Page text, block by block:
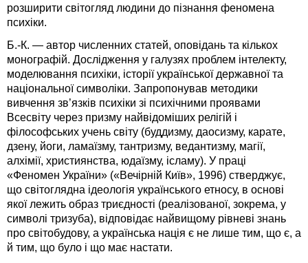
розширити світогляд людини до пізнання феномена
психіки.
Б.-К. — автор численних статей, оповідань та кількох
монографій. Дослідження у галузях проблем інтелекту,
моделювання психіки, історії української державної та
національної символіки. Запропонував методики
вивчення зв’язків психіки зі психічними проявами
Всесвіту через призму найвідоміших релігій і
філософських учень світу (буддизму, даосизму, карате,
дзену, йоги, ламаїзму, тантризму, ведантизму, магії,
алхімії, християнства, юдаїзму, ісламу). У праці
«Феномен України» («Вечірній Київ», 1996) стверджує,
що світоглядна ідеологія українського етносу, в основі
якої лежить образ триєдності (реалізованої, зокрема, у
символі тризуба), відповідає найвищому рівневі знань
про світобудову, а українська нація є не лише тим, що є, а
й тим, що було і що має настати.